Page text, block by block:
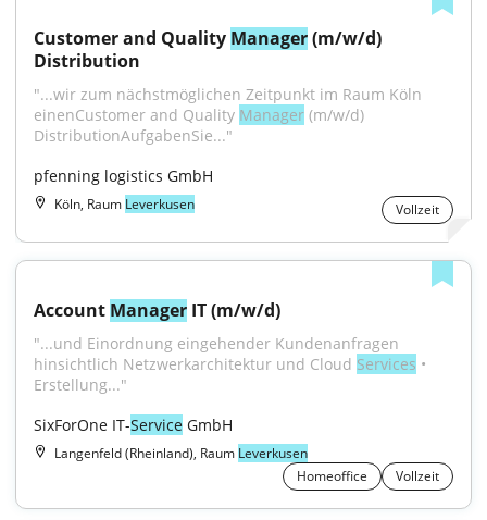
Customer and Quality Manager (m/w/d)
Distribution
"...wir zum nächstmöglichen Zeitpunkt im Raum Köln
einenCustomer and Quality Manager (m/w/d)
DistributionAufgabenSie..."
pfenning logistics GmbH
Köln, Raum Leverkusen Vollzeit
Account Manager IT (m/w/d)
"...und Einordnung eingehender Kundenanfragen
hinsichtlich Netzwerkarchitektur und Cloud Services •
Erstellung..."
SixForOne IT-Service GmbH
Langenfeld (Rheinland), Raum Leverkusen
Homeoffice
Vollzeit